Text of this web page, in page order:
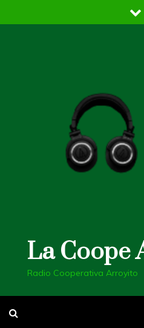
to
La Coope
Radio Cooperativa Arroyito